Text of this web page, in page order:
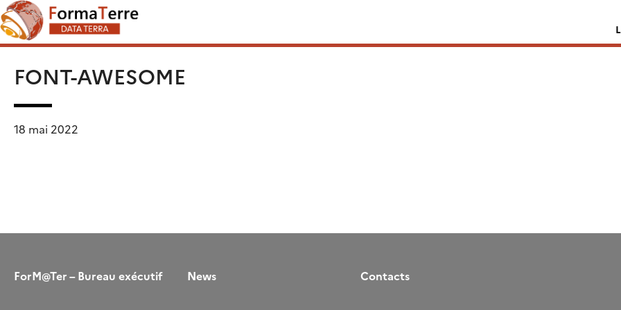
Skip
to
content
FONT-AWESOME
18 mai 2022
ForM@Ter – Bureau exécutif News Contacts
Rechercher :